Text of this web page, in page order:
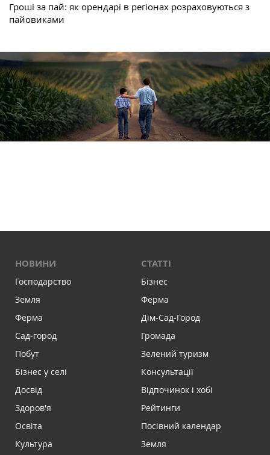
Гроші за пай: як орендарі в регіонах розраховуються з
пайовиками
НОВИНИ
Господарство
Земля
Ферма
Сад-город
Побут
Бізнес у селі
Досвід
Здоров'я
Освіта
Культура
СТАТТІ
Бізнес
Ферма
Дім-Сад-Город
Громада
Зелений туризм
Консультації
Відпочинок і хобі
Рейтинги
Посівний календар
Земля